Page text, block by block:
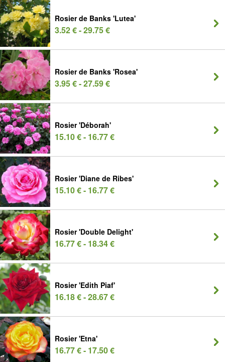
Rosier de Banks 'Lutea'
3.52 € - 29.75 €
Rosier de Banks 'Rosea'
3.95 € - 27.59 €
Rosier 'Déborah'
15.10 € - 16.77 €
Rosier 'Diane de Ribes'
15.10 € - 16.77 €
Rosier 'Double Delight'
16.77 € - 18.34 €
Rosier 'Edith Piaf'
16.18 € - 28.67 €
Rosier 'Etna'
16.77 € - 17.50 €